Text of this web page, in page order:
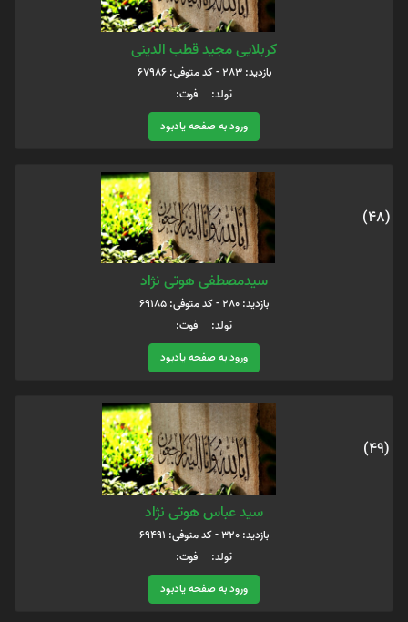
کربلایی مجید قطب الدینی
بازدید: 283 - کد متوفی: 67986
تولد: فوت:
ورود به صفحه یادبود
(48)
سیدمصطفی هوتی نژاد
بازدید: 280 - کد متوفی: 69185
تولد: فوت:
ورود به صفحه یادبود
(49)
سید عباس هوتی نژاد
بازدید: 320 - کد متوفی: 69491
تولد: فوت:
ورود به صفحه یادبود